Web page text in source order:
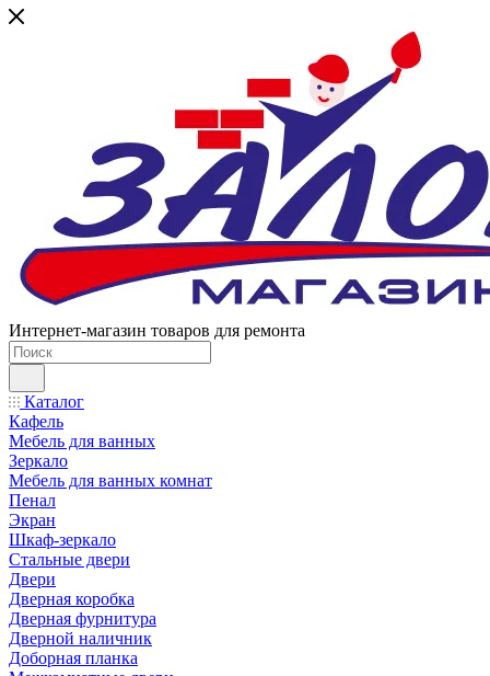
Интернет-магазин товаров для ремонта
Каталог
Кафель
Мебель для ванных
Зеркало
Мебель для ванных комнат
Пенал
Экран
Шкаф-зеркало
Стальные двери
Двери
Дверная коробка
Дверная фурнитура
Дверной наличник
Доборная планка